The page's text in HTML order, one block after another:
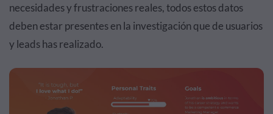
necesidades y frustraciones reales, todos estos datos
deben estar presentes en la investigación que de usuarios
y leads has realizado.